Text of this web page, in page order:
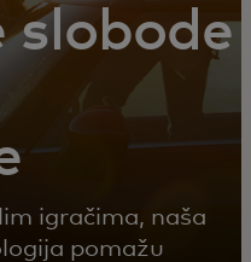
slobode
igračima, naša
pomažu